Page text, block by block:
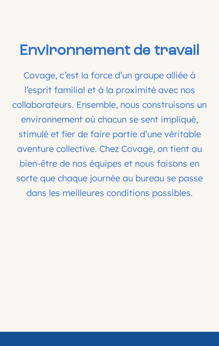
Environnement de travail
Covage, c’est la force d’un groupe alliée à
l’esprit familial et à la proximité avec nos
collaborateurs. Ensemble, nous construisons un
environnement où chacun se sent impliqué,
stimulé et fier de faire partie d’une véritable
aventure collective. Chez Covage, on tient au
bien-être de nos équipes et nous faisons en
sorte que chaque journée au bureau se passe
dans les meilleures conditions possibles.